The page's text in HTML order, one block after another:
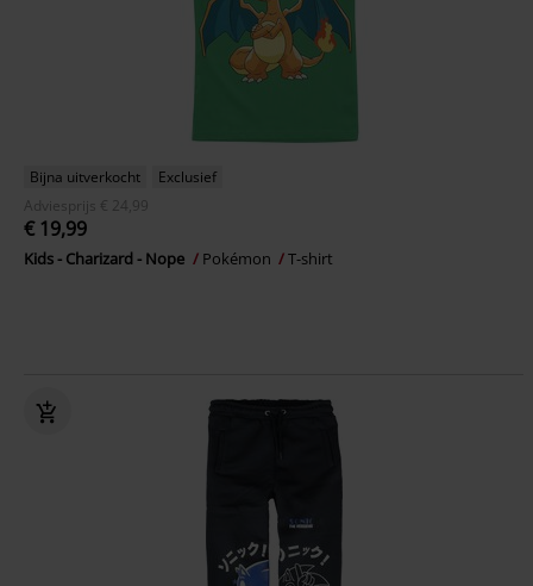
Bijna uitverkocht
Exclusief
Adviesprijs
€ 24,99
€ 19,99
Kids - Charizard - Nope Pokémon T-shirt